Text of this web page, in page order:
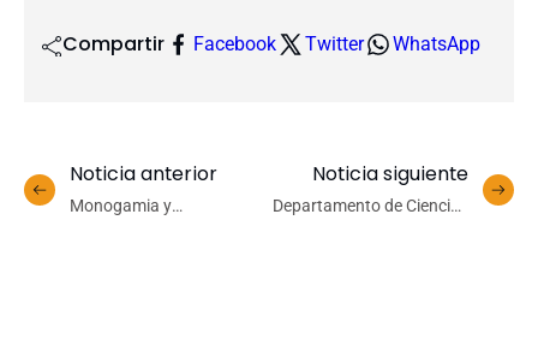
Compartir Facebook Twitter WhatsApp
Noticia anterior
Monogamia y
Noticia siguiente
Departamento de Ciencias